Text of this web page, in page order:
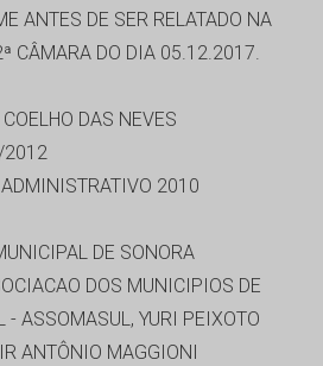
ANTES DE SER RELATADO NA
CÂMARA DO DIA 05.12.2017.
DAS NEVES
2012
2010
DE SONORA
DOS MUNICIPIOS DE
- ASSOMASUL, YURI PEIXOTO
ANTÔNIO MAGGIONI